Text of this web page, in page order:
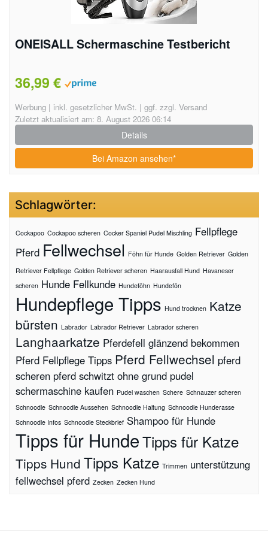
ONEISALL Schermaschine Testbericht
36,99 €
Werbung | inkl. gesetzlicher MwSt. | ggf. zzgl. Versand
Zuletzt aktualisiert am: 8. August 2026 06:14
Details
Bei Amazon ansehen*
Schlagwörter:
Cockapoo Cockapoo scheren Cocker Spaniel Pudel Mischling Fellpflege
Pferd Fellwechsel Föhn für Hunde Golden Retriever Golden
Retriever Fellpflege Golden Retriever scheren Haarausfall Hund Havaneser
scheren Hunde Fellkunde Hundeföhn Hundefön
Hundepflege Tipps Hund trocknen Katze
bürsten Labrador Labrador Retriever Labrador scheren
Langhaarkatze Pferdefell glänzend bekommen
Pferd Fellpflege Tipps Pferd Fellwechsel pferd
scheren pferd schwitzt ohne grund pudel
schermaschine kaufen Pudel waschen Schere Schnauzer scheren
Schnoodle Schnoodle Aussehen Schnoodle Haltung Schnoodle Hunderasse
Schnoodle Infos Schnoodle Steckbrief Shampoo für Hunde
Tipps für HundeTipps für Katze
Tipps Hund Tipps Katze Trimmen unterstützung
fellwechsel pferd Zecken Zecken Hund